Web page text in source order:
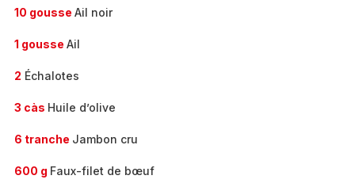
10 gousse Ail noir
1 gousse Ail
2 Échalotes
3 càs Huile d’olive
6 tranche Jambon cru
600 g Faux-filet de bœuf